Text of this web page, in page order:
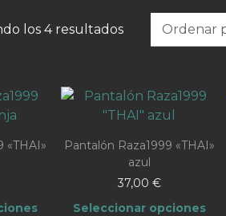
los 4 resultadosOrdenado
«THAI»
Pantalón Raza1999 «THAI»
azul
37,00 €
Seleccionar opciones